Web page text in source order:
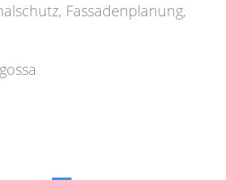
, Fassadenplanung,